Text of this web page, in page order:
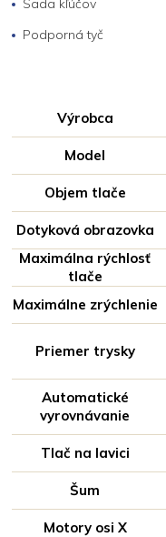
Podporná tyč
Výrobca
Model
Objem tlače
Dotyková obrazovka
Maximálna rýchlosť
tlače
Maximálne zrýchlenie
Priemer trysky
Automatické
vyrovnávanie
Tlač na lavici
Šum
Motory osi X